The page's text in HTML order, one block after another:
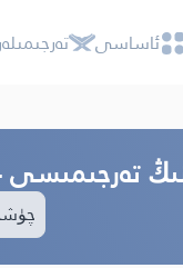
ئاساسى